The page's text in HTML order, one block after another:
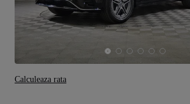
Calculeaza rata